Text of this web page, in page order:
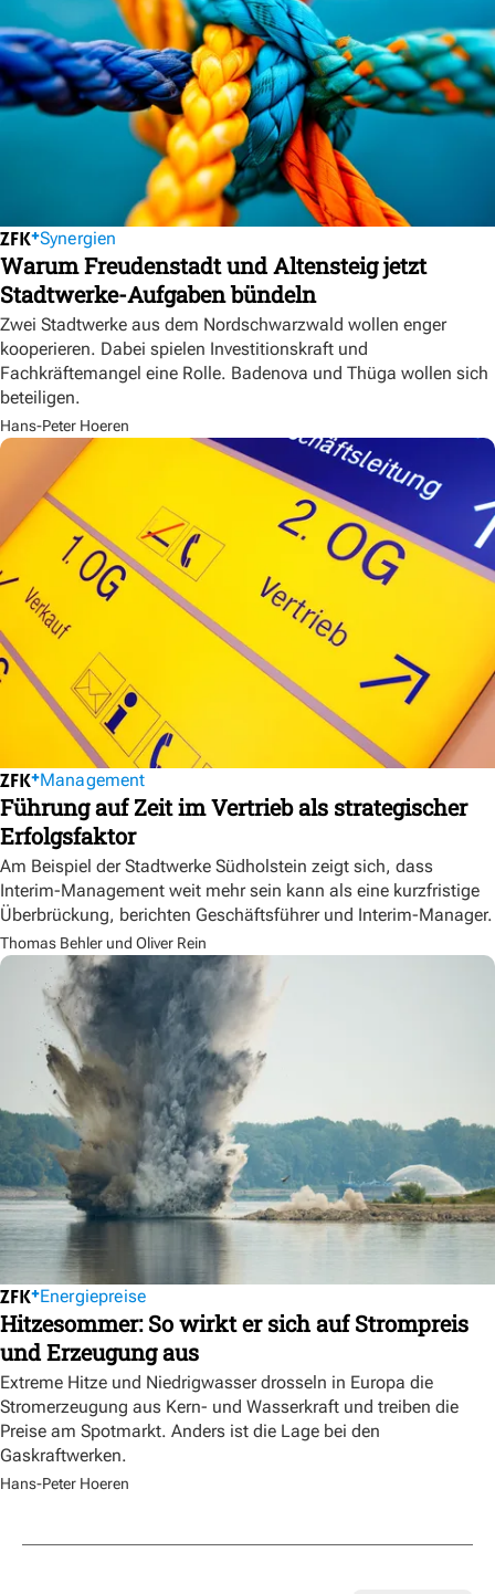
Synergien
Warum Freudenstadt und Altensteig jetzt
Stadtwerke-Aufgaben bündeln
Zwei Stadtwerke aus dem Nordschwarzwald wollen enger
kooperieren. Dabei spielen Investitionskraft und
Fachkräftemangel eine Rolle. Badenova und Thüga wollen sich
beteiligen.
Hans-Peter Hoeren
Management
Führung auf Zeit im Vertrieb als strategischer
Erfolgsfaktor
Am Beispiel der Stadtwerke Südholstein zeigt sich, dass
Interim-Management weit mehr sein kann als eine kurzfristige
Überbrückung, berichten Geschäftsführer und Interim-Manager.
Thomas Behler und Oliver Rein
Energiepreise
Hitzesommer: So wirkt er sich auf Strompreis
und Erzeugung aus
Extreme Hitze und Niedrigwasser drosseln in Europa die
Stromerzeugung aus Kern- und Wasserkraft und treiben die
Preise am Spotmarkt. Anders ist die Lage bei den
Gaskraftwerken.
Hans-Peter Hoeren